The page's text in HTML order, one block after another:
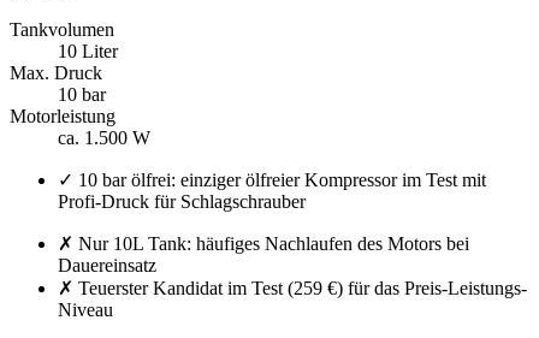
Tankvolumen
10 Liter
Max. Druck
10 bar
Motorleistung
ca. 1.500 W
✓ 10 bar ölfrei: einziger ölfreier Kompressor im Test mit
Profi-Druck für Schlagschrauber
✗ Nur 10L Tank: häufiges Nachlaufen des Motors bei
Dauereinsatz
✗ Teuerster Kandidat im Test (259 €) für das Preis-Leistungs-
Niveau